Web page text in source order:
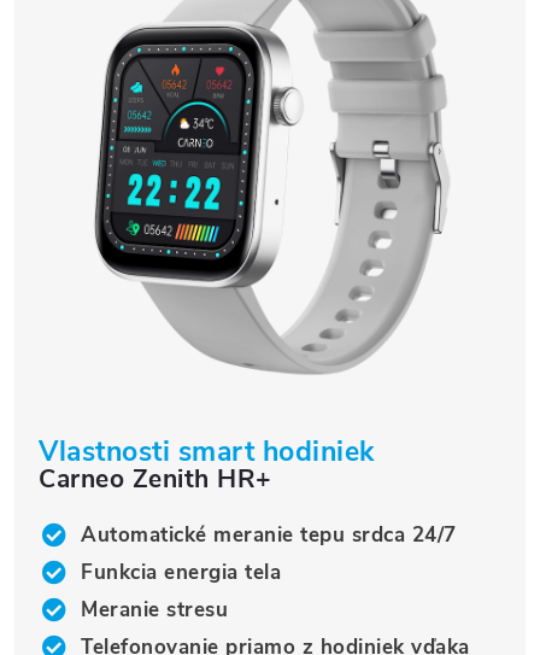
Vlastnosti smart hodiniek
Carneo Zenith HR+
Automatické meranie tepu srdca 24/7
Funkcia energia tela
Meranie stresu
Telefonovanie priamo z hodiniek vďaka